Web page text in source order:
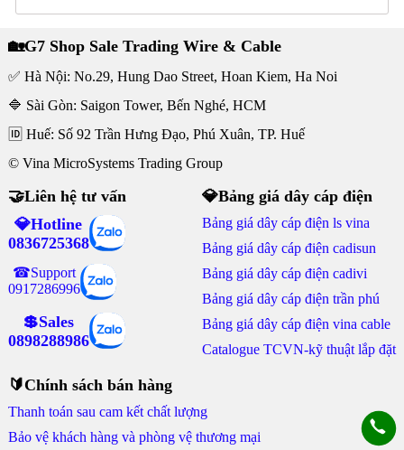
🏡G7 Shop Sale Trading Wire & Cable
✅ Hà Nội: No.29, Hung Dao Street, Hoan Kiem, Ha Noi
🔷 Sài Gòn: Saigon Tower, Bến Nghé, HCM
🆔 Huế: Số 92 Trần Hưng Đạo, Phú Xuân, TP. Huế
© Vina MicroSystems Trading Group
🤝Liên hệ tư vấn
💎Hotline
0836725368
☎Support
0917286996
💲Sales
0898288986
💎Bảng giá dây cáp điện
Bảng giá dây cáp điện ls vina
Bảng giá dây cáp điện cadisun
Bảng giá dây cáp điện cadivi
Bảng giá dây cáp điện trần phú
Bảng giá dây cáp điện vina cable
Catalogue TCVN-kỹ thuật lắp đặt
🔰Chính sách bán hàng
Thanh toán sau cam kết chất lượng
Bảo vệ khách hàng và phòng vệ thương mại